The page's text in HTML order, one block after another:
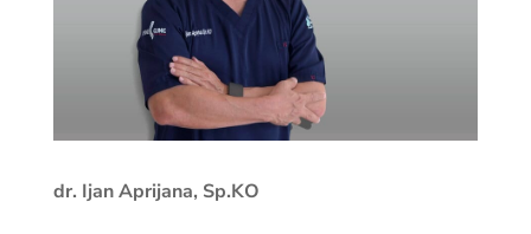
dr. Ijan Aprijana, Sp.KO